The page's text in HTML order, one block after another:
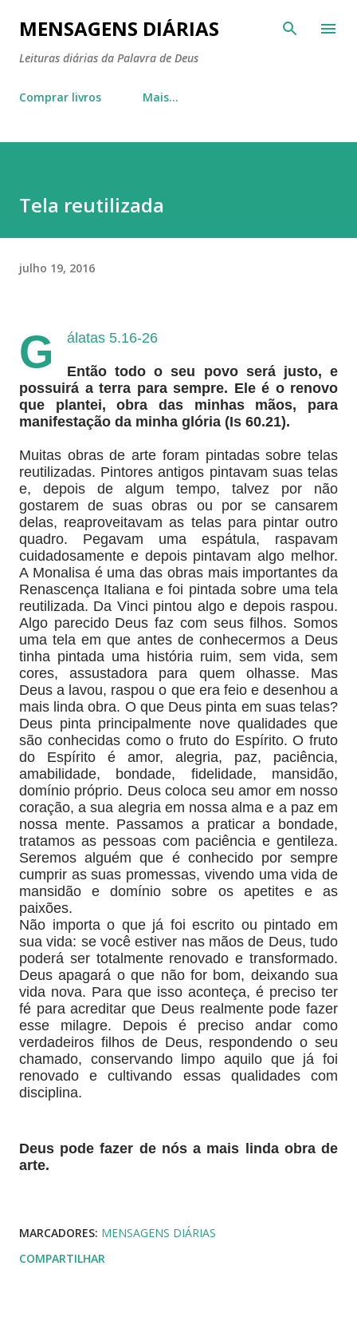
Pular para o conteúdo principal
MENSAGENS DIÁRIAS
Leituras diárias da Palavra de Deus
Comprar livros Mais…
Tela reutilizada
julho 19, 2016
G álatas 5.16-26
Então todo o seu povo será justo, e
possuirá a terra para sempre. Ele é o renovo
que plantei, obra das minhas mãos, para
manifestação da minha glória (Is 60.21).
Muitas obras de arte foram pintadas sobre telas
reutilizadas. Pintores antigos pintavam suas telas
e, depois de algum tempo, talvez por não
gostarem de suas obras ou por se cansarem
delas, reaproveitavam as telas para pintar outro
quadro. Pegavam uma espátula, raspavam
cuidadosamente e depois pintavam algo melhor.
A Monalisa é uma das obras mais importantes da
Renascença Italiana e foi pintada sobre uma tela
reutilizada. Da Vinci pintou algo e depois raspou.
Algo parecido Deus faz com seus filhos. Somos
uma tela em que antes de conhecermos a Deus
tinha pintada uma história ruim, sem vida, sem
cores, assustadora para quem olhasse. Mas
Deus a lavou, raspou o que era feio e desenhou a
mais linda obra. O que Deus pinta em suas telas?
Deus pinta principalmente nove qualidades que
são conhecidas como o fruto do Espírito. O fruto
do Espírito é amor, alegria, paz, paciência,
amabilidade, bondade, fidelidade, mansidão,
domínio próprio. Deus coloca seu amor em nosso
coração, a sua alegria em nossa alma e a paz em
nossa mente. Passamos a praticar a bondade,
tratamos as pessoas com paciência e gentileza.
Seremos alguém que é conhecido por sempre
cumprir as suas promessas, vivendo uma vida de
mansidão e domínio sobre os apetites e as
paixões.
Não importa o que já foi escrito ou pintado em
sua vida: se você estiver nas mãos de Deus, tudo
poderá ser totalmente renovado e transformado.
Deus apagará o que não for bom, deixando sua
vida nova. Para que isso aconteça, é preciso ter
fé para acreditar que Deus realmente pode fazer
esse milagre. Depois é preciso andar como
verdadeiros filhos de Deus, respondendo o seu
chamado, conservando limpo aquilo que já foi
renovado e cultivando essas qualidades com
disciplina.
Deus pode fazer de nós a mais linda obra de
arte.
MARCADORES: MENSAGENS DIÁRIAS
COMPARTILHAR